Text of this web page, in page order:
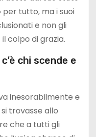
tutto, ma i suoi
e non gli
colpo di grazia.
chi scende e
inesorabilmente e
trovasse allo
che a tutti gli